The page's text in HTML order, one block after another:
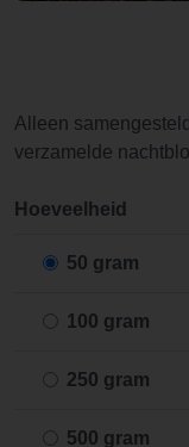
Alleen
verzamelde
Hoeveelheid
50 gram
100 gram
250 gram
500 gram